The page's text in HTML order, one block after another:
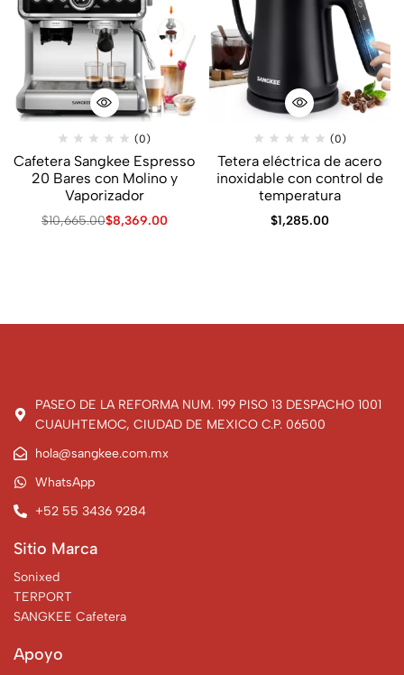
(0)
Cafetera Sangkee Espresso
20 Bares con Molino y
Vaporizador
$10,665.00$8,369.00
(0)
Tetera eléctrica de acero
inoxidable con control de
temperatura
$1,285.00
PASEO DE LA REFORMA NUM. 199 PISO 13 DESPACHO 1001
CUAUHTEMOC, CIUDAD DE MEXICO C.P. 06500
hola@sangkee.com.mx
WhatsApp
+52 55 3436 9284
Sitio Marca
Sonixed
TERPORT
SANGKEE Cafetera
Apoyo